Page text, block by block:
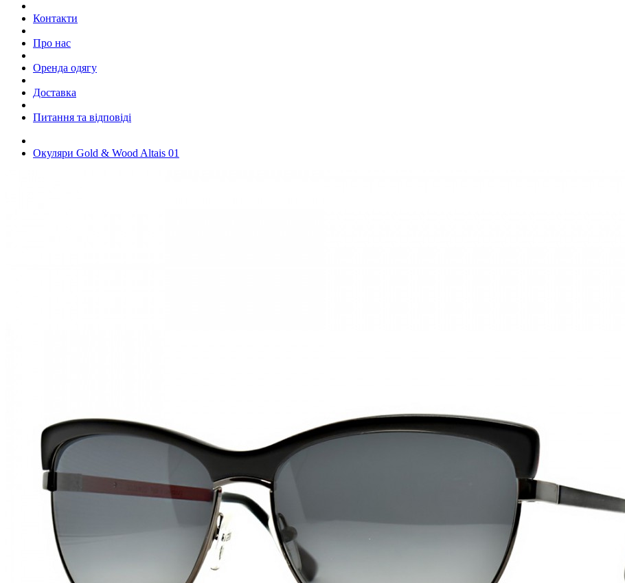
Контакти
Про нас
Оренда одягу
Доставка
Питання та відповіді
Окуляри Gold & Wood Altais 01